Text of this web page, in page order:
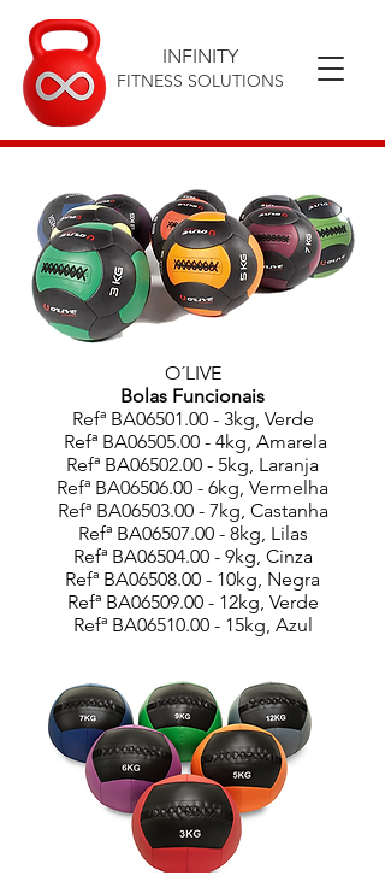
INFINITY
FITNESS SOLUTIONS
O´LIVE
Bolas Funcionais
Refª BA06501.00 - 3kg, Verde
Refª BA06505.00 - 4kg, Amarela
Refª BA06502.00 - 5kg, Laranja
Refª BA06506.00 - 6kg, Vermelha
Refª BA06503.00 - 7kg, Castanha
Refª BA06507.00 - 8kg, Lilas
Refª BA06504.00 - 9kg, Cinza
Refª BA06508.00 - 10kg, Negra
Refª BA06509.00 - 12kg, Verde
Refª BA06510.00 - 15kg, Azul